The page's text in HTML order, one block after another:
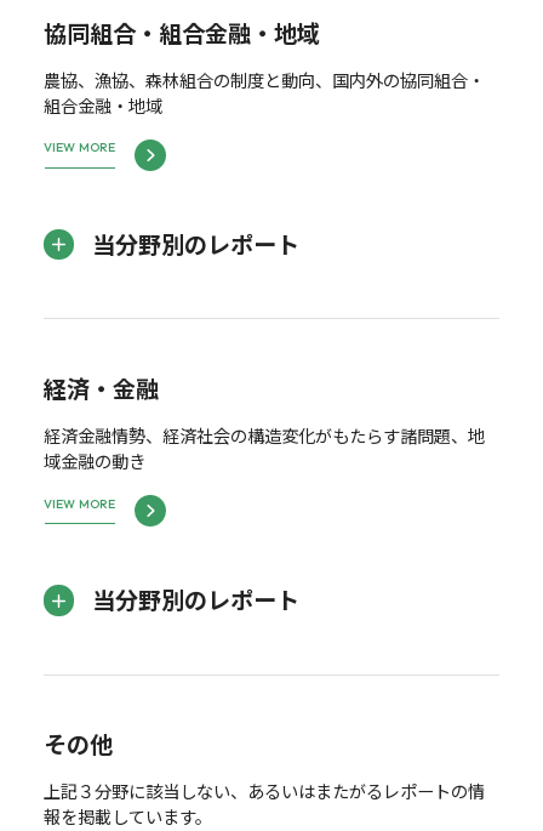
協同組合・組合金融・地域
農協、漁協、森林組合の制度と動向、国内外の協同組合・
組合金融・地域
VIEW MORE
当分野別のレポート
経済・金融
経済金融情勢、経済社会の構造変化がもたらす諸問題、地
域金融の動き
VIEW MORE
当分野別のレポート
その他
上記３分野に該当しない、あるいはまたがるレポートの情
報を掲載しています。